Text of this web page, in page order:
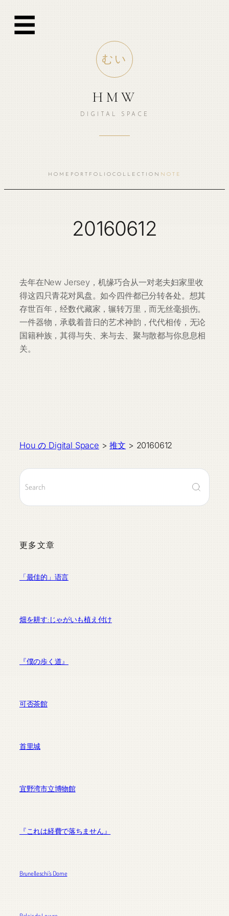
☰
むい
HMW
DIGITAL SPACE
HOME PORTFOLIO COLLECTION NOTE
20160612
去年在New Jersey，机缘巧合从一对老夫妇家里收
得这四只青花对凤盘。如今四件都已分转各处。想其
存世百年，经数代藏家，辗转万里，而无丝毫损伤。
一件器物，承载着昔日的艺术神韵，代代相传，无论
国籍种族，其得与失、来与去、聚与散都与你息息相
关。
Hou の Digital Space >推文 > 20160612
更多文章
「最佳的」语言
畑を耕す:じゃがいも植え付け
『僕の歩く道』
可否茶館
首里城
宜野湾市立博物館
『これは経費で落ちません』
Brunelleschi’s Dome